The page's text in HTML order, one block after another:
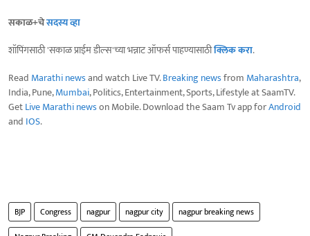
सकाळ+चेसदस्य व्हा
शॉपिंगसाठी 'सकाळ प्राईम डील्स'च्या भन्नाट ऑफर्स पाहण्यासाठीक्लिक करा.
Read Marathi newsand watch Live TV.Breaking newsfrom Maharashtra,
India, Pune,Mumbai, Politics, Entertainment, Sports, Lifestyle at SaamTV.
GetLive Marathi newson Mobile. Download the Saam Tv app forAndroid
and IOS.
BJP Congress nagpur nagpur city
nagpur breaking news